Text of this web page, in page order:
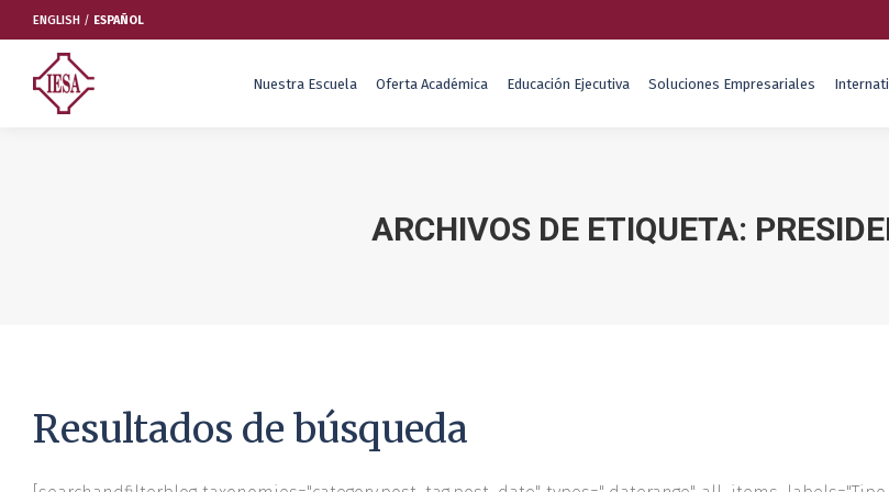
ENGLISH / ESPAÑOL
Nuestra Escuela Oferta Académica Educación Ejecutiva Soluciones Empresariales
Nuestra Escuela
ARCHIVOS DE ETIQUETA:
Resultados de búsqueda